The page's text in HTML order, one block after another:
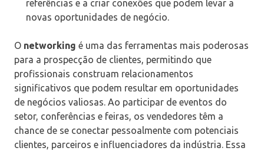
referências e a criar conexões que podem levar a
novas oportunidades de negócio.
O networking é uma das ferramentas mais poderosas
para a prospecção de clientes, permitindo que
profissionais construam relacionamentos
significativos que podem resultar em oportunidades
de negócios valiosas. Ao participar de eventos do
setor, conferências e feiras, os vendedores têm a
chance de se conectar pessoalmente com potenciais
clientes, parceiros e influenciadores da indústria. Essa